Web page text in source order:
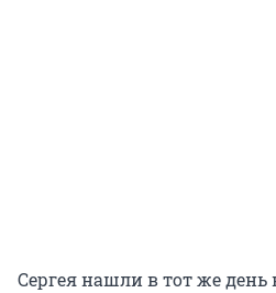
Сергея нашли в тот же день